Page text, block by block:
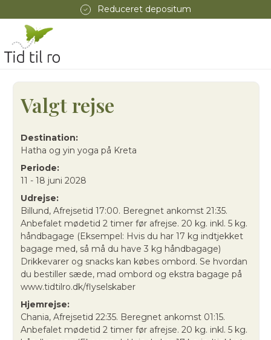
Reduceret depositum
Valgt rejse
Destination:
Hatha og yin yoga på Kreta
Periode:
11 - 18 juni 2028
Udrejse:
Billund, Afrejsetid 17:00. Beregnet ankomst 21:35.
Anbefalet mødetid 2 timer før afrejse. 20 kg. inkl. 5 kg.
håndbagage (Eksempel: Hvis du har 17 kg indtjekket
bagage med, så må du have 3 kg håndbagage)
Drikkevarer og snacks kan købes ombord. Se hvordan
du bestiller sæde, mad ombord og ekstra bagage på
www.tidtilro.dk/flyselskaber
Hjemrejse:
Chania, Afrejsetid 22:35. Beregnet ankomst 01:15.
Anbefalet mødetid 2 timer før afrejse. 20 kg. inkl. 5 kg.